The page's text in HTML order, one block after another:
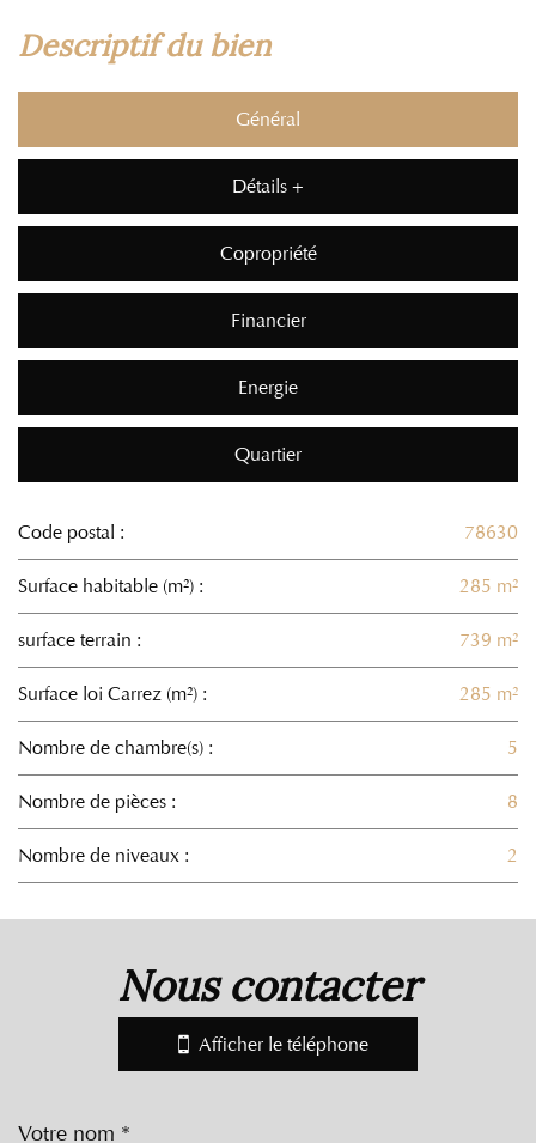
descriptif du bien
Général
Détails +
Copropriété
Financier
Energie
Quartier
Code postal : 78630
Surface habitable (m²) : 285 m²
surface terrain : 739 m²
Surface loi Carrez (m²) : 285 m²
Nombre de chambre(s) : 5
Nombre de pièces : 8
Nombre de niveaux : 2
nous contacter
Afficher le téléphone